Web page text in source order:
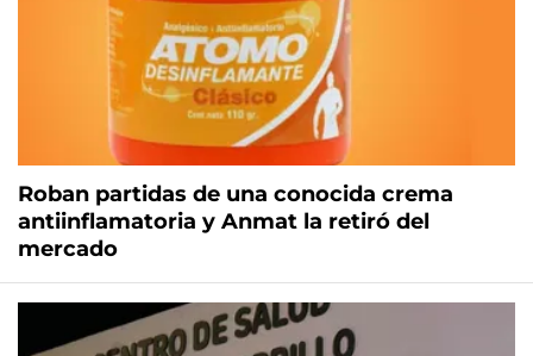
Roban partidas de una conocida crema
antiinflamatoria y Anmat la retiró del
mercado